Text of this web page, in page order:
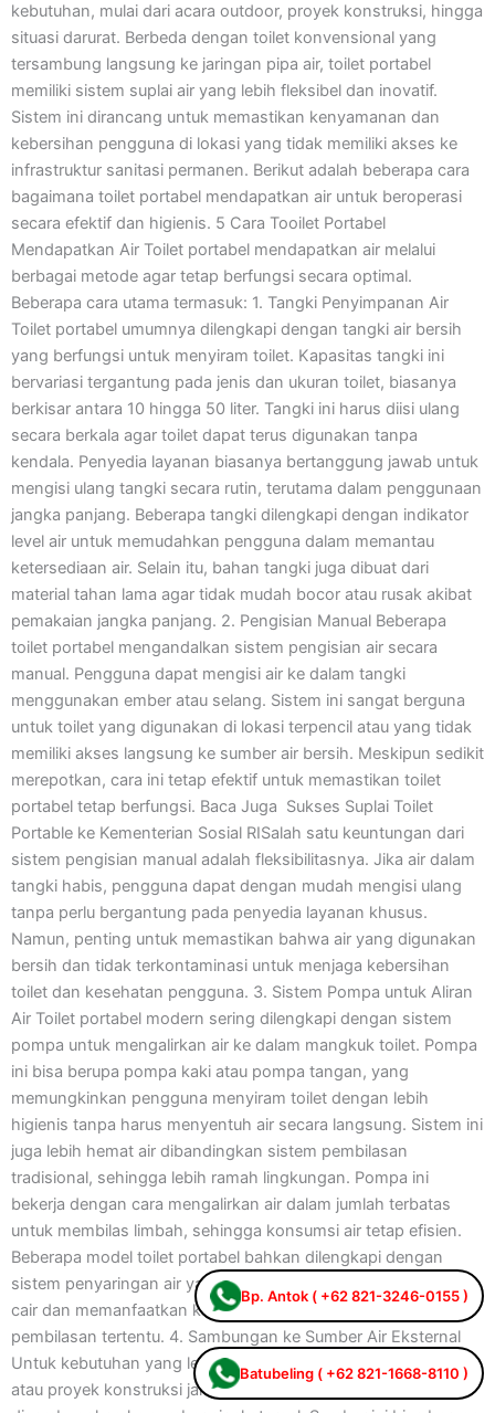
kebutuhan, mulai dari acara outdoor, proyek konstruksi, hingga
situasi darurat. Berbeda dengan toilet konvensional yang
tersambung langsung ke jaringan pipa air, toilet portabel
memiliki sistem suplai air yang lebih fleksibel dan inovatif.
Sistem ini dirancang untuk memastikan kenyamanan dan
kebersihan pengguna di lokasi yang tidak memiliki akses ke
infrastruktur sanitasi permanen. Berikut adalah beberapa cara
bagaimana toilet portabel mendapatkan air untuk beroperasi
secara efektif dan higienis. 5 Cara Tooilet Portabel
Mendapatkan Air Toilet portabel mendapatkan air melalui
berbagai metode agar tetap berfungsi secara optimal.
Beberapa cara utama termasuk: 1. Tangki Penyimpanan Air
Toilet portabel umumnya dilengkapi dengan tangki air bersih
yang berfungsi untuk menyiram toilet. Kapasitas tangki ini
bervariasi tergantung pada jenis dan ukuran toilet, biasanya
berkisar antara 10 hingga 50 liter. Tangki ini harus diisi ulang
secara berkala agar toilet dapat terus digunakan tanpa
kendala. Penyedia layanan biasanya bertanggung jawab untuk
mengisi ulang tangki secara rutin, terutama dalam penggunaan
jangka panjang. Beberapa tangki dilengkapi dengan indikator
level air untuk memudahkan pengguna dalam memantau
ketersediaan air. Selain itu, bahan tangki juga dibuat dari
material tahan lama agar tidak mudah bocor atau rusak akibat
pemakaian jangka panjang. 2. Pengisian Manual Beberapa
toilet portabel mengandalkan sistem pengisian air secara
manual. Pengguna dapat mengisi air ke dalam tangki
menggunakan ember atau selang. Sistem ini sangat berguna
untuk toilet yang digunakan di lokasi terpencil atau yang tidak
memiliki akses langsung ke sumber air bersih. Meskipun sedikit
merepotkan, cara ini tetap efektif untuk memastikan toilet
portabel tetap berfungsi. Baca Juga Sukses Suplai Toilet
Portable ke Kementerian Sosial RISalah satu keuntungan dari
sistem pengisian manual adalah fleksibilitasnya. Jika air dalam
tangki habis, pengguna dapat dengan mudah mengisi ulang
tanpa perlu bergantung pada penyedia layanan khusus.
Namun, penting untuk memastikan bahwa air yang digunakan
bersih dan tidak terkontaminasi untuk menjaga kebersihan
toilet dan kesehatan pengguna. 3. Sistem Pompa untuk Aliran
Air Toilet portabel modern sering dilengkapi dengan sistem
pompa untuk mengalirkan air ke dalam mangkuk toilet. Pompa
ini bisa berupa pompa kaki atau pompa tangan, yang
memungkinkan pengguna menyiram toilet dengan lebih
higienis tanpa harus menyentuh air secara langsung. Sistem ini
juga lebih hemat air dibandingkan sistem pembilasan
tradisional, sehingga lebih ramah lingkungan. Pompa ini
bekerja dengan cara mengalirkan air dalam jumlah terbatas
untuk membilas limbah, sehingga konsumsi air tetap efisien.
Beberapa model toilet portabel bahkan dilengkapi dengan
sistem penyaringan air yang dapat mengurangi jumlah limbah
cair dan memanfaatkan kembali air untuk keperluan
pembilasan tertentu. 4. Sambungan ke Sumber Air Eksternal
Untuk kebutuhan yang lebih besar, seperti dalam acara besar
atau proyek konstruksi jangka panjang, toilet portabel dapat
Bp. Antok ( +62 821-3246-0155 )
Batubeling ( +62 821-1668-8110 )